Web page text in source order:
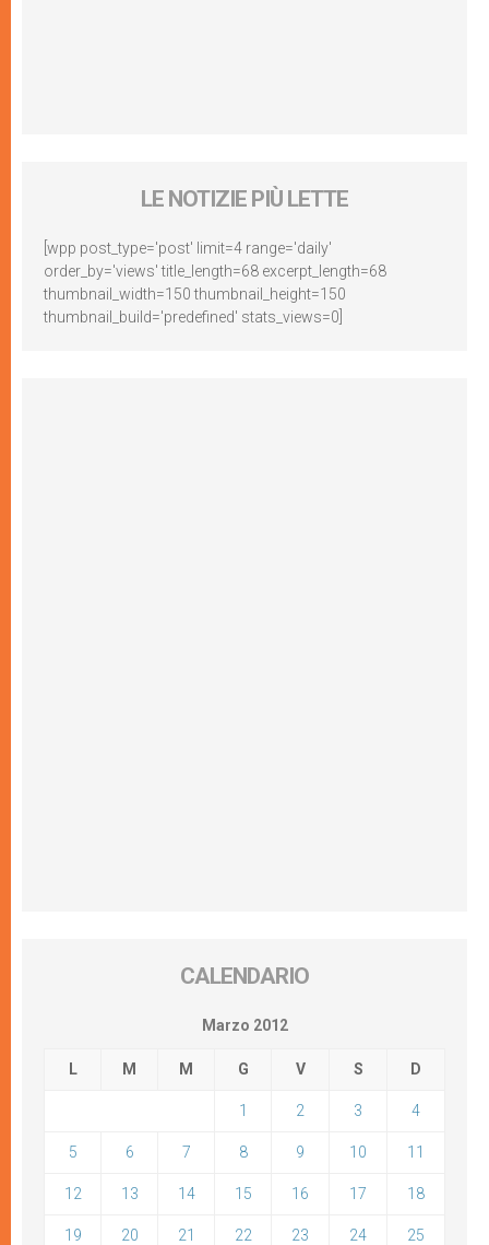
LE NOTIZIE PIÙ LETTE
[wpp post_type='post' limit=4 range='daily'
order_by='views' title_length=68 excerpt_length=68
thumbnail_width=150 thumbnail_height=150
thumbnail_build='predefined' stats_views=0]
CALENDARIO
Marzo 2012
L M M G V S D
1 2 3 4
5 6 7 8 9 10 11
12 13 14 15 16 17 18
19 20 21 22 23 24 25